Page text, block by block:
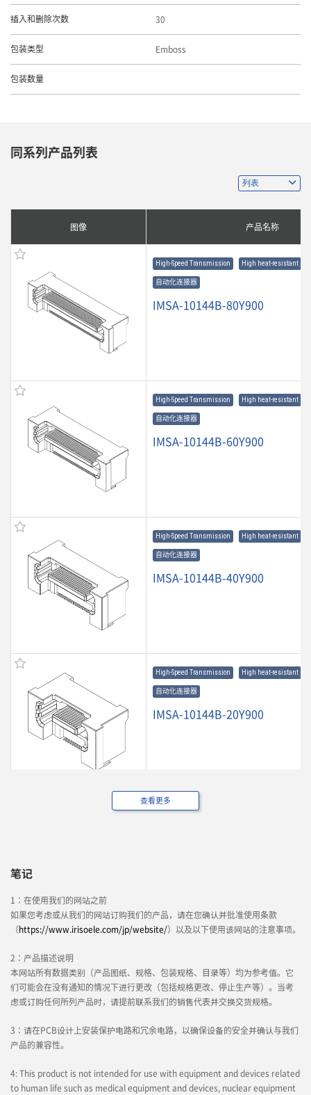
插入和删除次数 30
包装类型 Emboss
包装数量
同系列产品列表
图像 产品名称
High-Speed Transmission High heat-resistant
自动化连接器
IMSA-10144B-80Y900
High-Speed Transmission High heat-resistant
自动化连接器
IMSA-10144B-60Y900
High-Speed Transmission High heat-resistant
自动化连接器
IMSA-10144B-40Y900
High-Speed Transmission High heat-resistant
自动化连接器
IMSA-10144B-20Y900
High-Speed Transmission
IMSA-10144B-140Y900
High-Speed Transmission
查看更多
笔记
1：在使用我们的网站之前
如果您考虑或从我们的网站订购我们的产品，请在您确认并批准使用条款
（https://www.irisoele.com/jp/website/）以及以下使用该网站的注意事项。
2：产品描述说明
本网站所有数据类别（产品图纸、规格、包装规格、目录等）均为参考值。它
们可能会在没有通知的情况下进行更改（包括规格更改、停止生产等）。当考
虑或订购任何所列产品时，请提前联系我们的销售代表并交换交货规格。
3：请在PCB设计上安装保护电路和冗余电路，以确保设备的安全并确认与我们
产品的兼容性。
4: This product is not intended for use with equipment and devices related
to human life such as medical equipment and devices, nuclear equipment